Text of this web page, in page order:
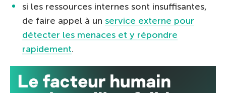
si les ressources internes sont insuffisantes,
de faire appel à un service externe pour
détecter les menaces et y répondre
rapidement.